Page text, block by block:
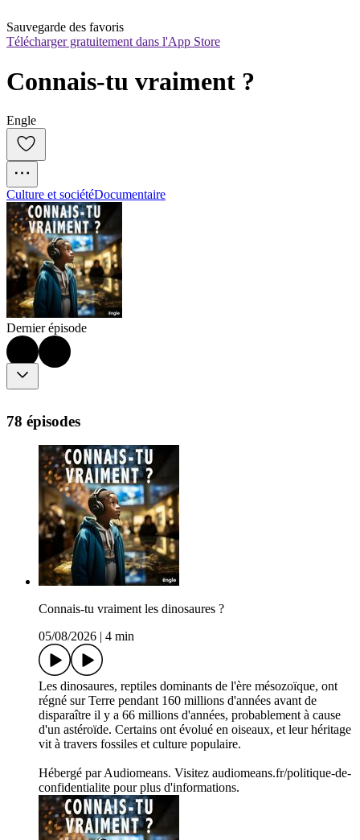
Sauvegarde des favoris
Télécharger gratuitement dans l'App Store
Connais-tu vraiment ?
Engle
Culture et sociétéDocumentaire
Dernier épisode
78 épisodes
Connais-tu vraiment les dinosaures ?
05/08/2026
4 min
Les dinosaures, reptiles dominants de l'ère mésozoïque, ont
régné sur Terre pendant 160 millions d'années avant de
disparaître il y a 66 millions d'années, probablement à cause
d'un astéroïde. Certains ont évolué en oiseaux, et leur héritage
vit à travers fossiles et culture populaire.
Hébergé par Audiomeans. Visitez audiomeans.fr/politique-de-
confidentialite pour plus d'informations.